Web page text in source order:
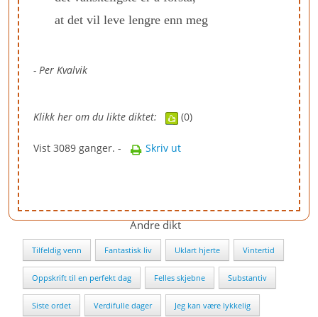
at det vil leve lengre enn meg
- Per Kvalvik
Klikk her om du likte diktet: (0)
Vist 3089 ganger. - Skriv ut
Andre dikt
Tilfeldig venn Fantastisk liv Uklart hjerte Vintertid
Oppskrift til en perfekt dag Felles skjebne Substantiv
Siste ordet Verdifulle dager Jeg kan være lykkelig